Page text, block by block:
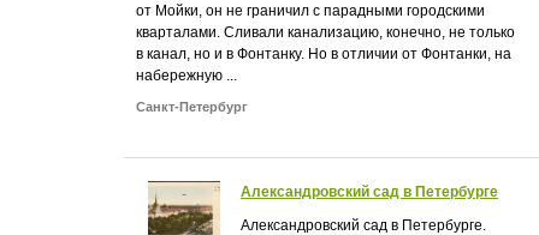
от Мойки, он не граничил с парадными городскими
кварталами. Сливали канализацию, конечно, не только
в канал, но и в Фонтанку. Но в отличии от Фонтанки, на
набережную ...
Санкт-Петербург
Александровский сад в Петербурге
Александровский сад в Петербурге.